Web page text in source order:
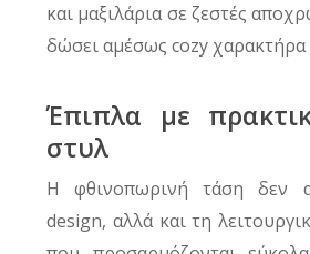
και μαξιλάρια σε ζεστές
δώσει αμέσως cozy
Έπιπλα με
στυλ
Η φθινοπωρινή τάση δεν
design, αλλά και τη